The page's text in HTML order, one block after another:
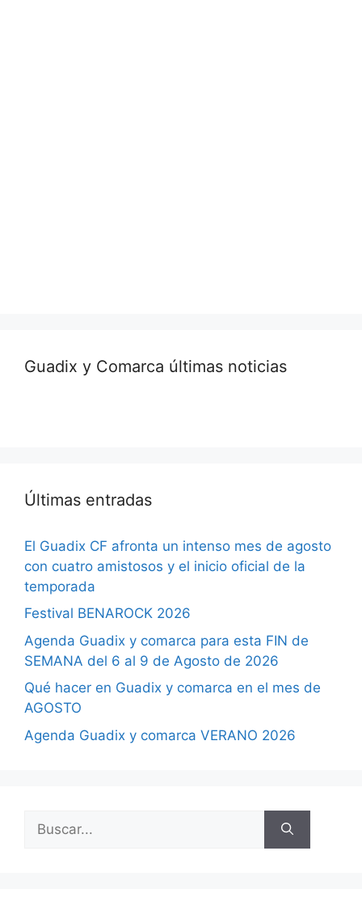
Guadix y Comarca últimas noticias
Últimas entradas
El Guadix CF afronta un intenso mes de agosto
con cuatro amistosos y el inicio oficial de la
temporada
Festival BENAROCK 2026
Agenda Guadix y comarca para esta FIN de
SEMANA del 6 al 9 de Agosto de 2026
Qué hacer en Guadix y comarca en el mes de
AGOSTO
Agenda Guadix y comarca VERANO 2026